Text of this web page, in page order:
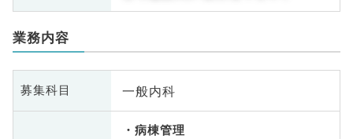
業務内容
募集科目 一般内科
病棟管理